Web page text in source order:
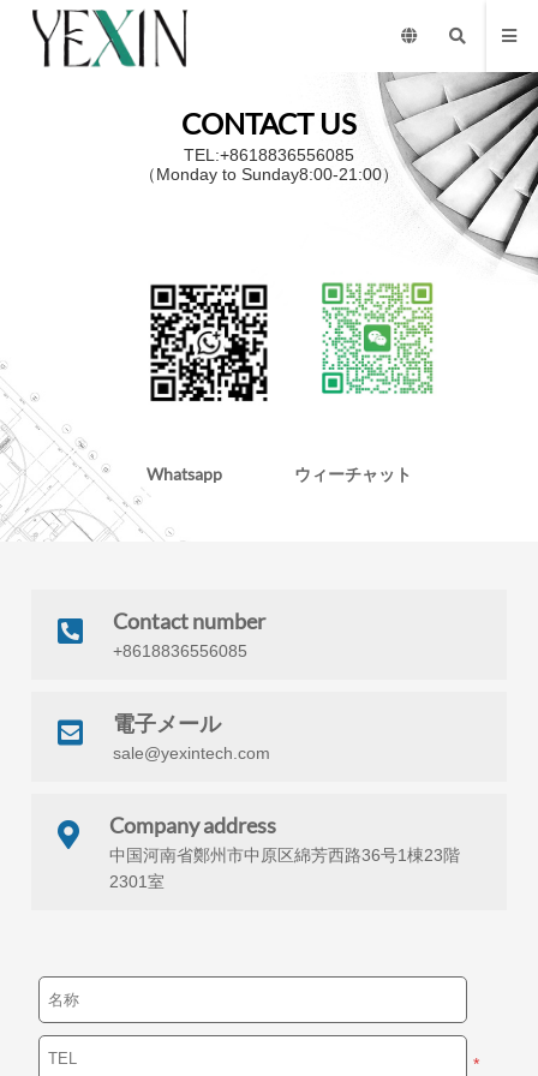
CONTACT US
TEL:+8618836556085
（Monday to Sunday8:00-21:00）
Whatsapp ウィーチャット
Contact number
+8618836556085
電子メール
sale@yexintech.com
Company address
中国河南省鄭州市中原区綿芳西路36号1棟23階
2301室
*